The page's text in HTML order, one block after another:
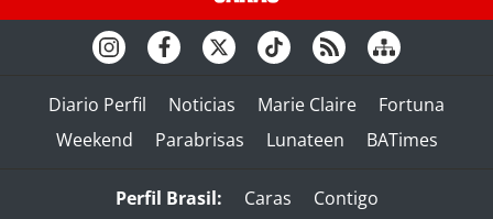
Diario Perfil Noticias Marie Claire
Fortuna
Weekend
Parabrisas Lunateen BATimes
Perfil Brasil: Caras
Contigo